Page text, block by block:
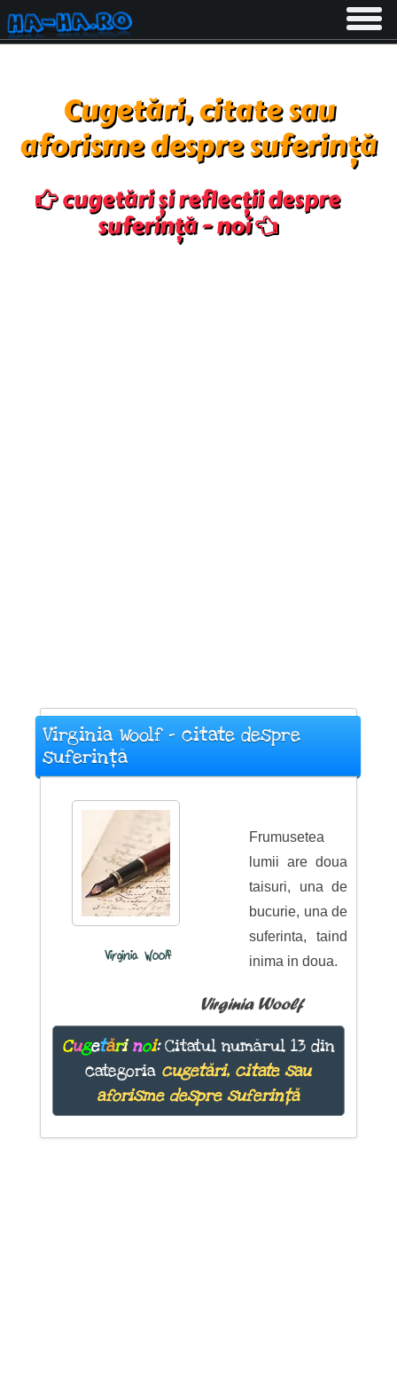
Toggle
Cugetări, citate sau
aforisme despre suferință
cugetări și reflecții despre
suferință - noi
Virginia Woolf - citate despre
suferință
Virginia Woolf
Frumusetea
lumii are doua
taisuri, una de
bucurie, una de
suferinta, taind
inima in doua.
Virginia Woolf
Cugetări noi:Citatul numărul 13 din
categoria cugetări, citate sau
aforisme despre suferință